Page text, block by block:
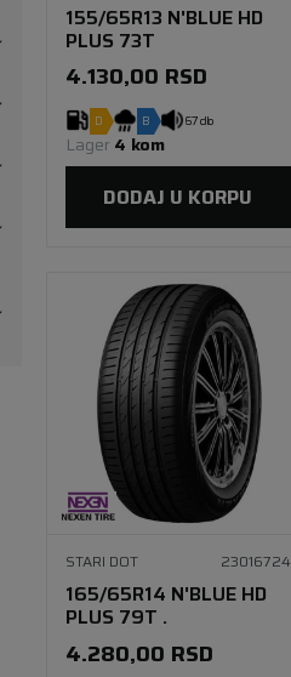
155/65R13 N'BLUE HD
PLUS 73T
4.130,00 RSD
D B 67 db
Lager 4 kom
DODAJ U KORPU
STARI DOT 23016724
165/65R14 N'BLUE HD
PLUS 79T .
4.280,00 RSD